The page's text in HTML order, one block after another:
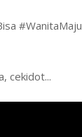
#WanitaMaju
cekidot...